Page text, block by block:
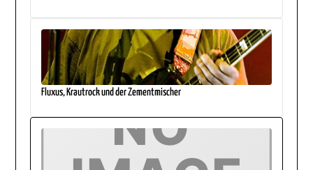
Fluxus, Krautrock und der Zementmischer